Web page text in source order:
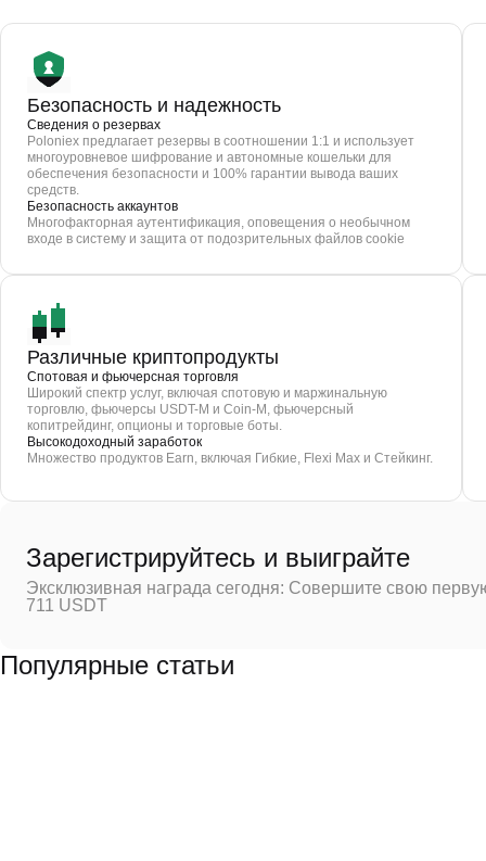
Безопасность и надежность
Сведения о резервах
Poloniex предлагает резервы в соотношении 1:1 и использует
многоуровневое шифрование и автономные кошельки для
обеспечения безопасности и 100% гарантии вывода ваших
средств.
Безопасность аккаунтов
Многофакторная аутентификация, оповещения о необычном
входе в систему и защита от подозрительных файлов cookie
Различные криптопродукты
Спотовая и фьючерсная торговля
Широкий спектр услуг, включая спотовую и маржинальную
торговлю, фьючерсы USDT-M и Coin-M, фьючерсный
копитрейдинг, опционы и торговые боты.
Высокодоходный заработок
Множество продуктов Earn, включая Гибкие, Flexi Max и Стейкинг.
Зарегистрируйтесь и выиграйте
Эксклюзивная награда сегодня: Совершите свою
711 USDT
Популярные статьи